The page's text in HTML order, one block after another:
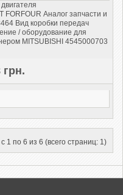
FORFOUR Аналог запчасти и
Вид коробки передач
/ оборудование для
MITSUBISHI 4545000703
грн.
1 по 6 из 6 (всего страниц: 1)